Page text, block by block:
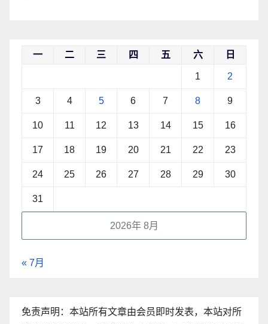
2026年 8月
一 二 三 四 五 六 日
1 2
3 4 5 6 7 8 9
10 11 12 13 14 15 16
17 18 19 20 21 22 23
24 25 26 27 28 29 30
31
« 7月
免责声明：本站所有文章由会员即时发表，本站对所